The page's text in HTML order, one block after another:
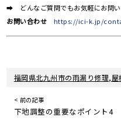
➡ どんなご質問でもお気軽にお問い
お問い合わせ
https://ici-k.jp/
福岡県北九州市の雨漏り修理,屋
< 前の記事
下地調整の重要なポイント4